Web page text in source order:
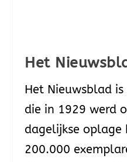
Het
Het Nieuwsblad
die in 1929 werd
dagelijkse oplage
200.000